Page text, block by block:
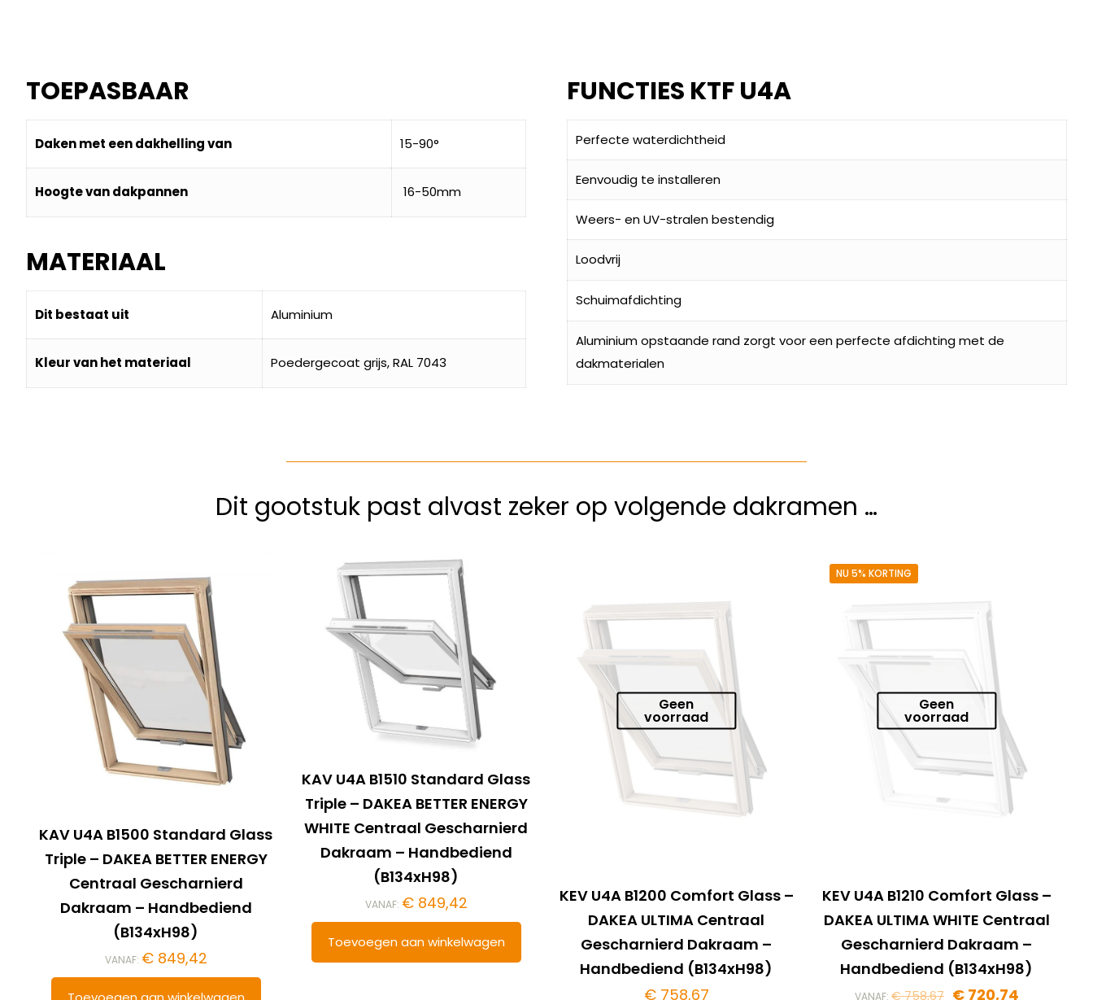
TOEPASBAAR
Daken met een dakhelling van 15-90°
Hoogte van dakpannen 16-50mm
MATERIAAL
Dit bestaat uit Aluminium
Kleur van het materiaal Poedergecoat grijs, RAL 7043
FUNCTIES KTF U4A
Perfecte waterdichtheid
Eenvoudig te installeren
Weers- en UV-stralen bestendig
Loodvrij
Schuimafdichting
Aluminium opstaande rand zorgt voor een perfecte afdichting met de
dakmaterialen
Dit gootstuk past alvast zeker op volgende dakramen …
KAV U4A B1500 Standard Glass
Triple – DAKEA BETTER ENERGY
Centraal Gescharnierd
Dakraam – Handbediend
(B134xH98)
VANAF: €849,42
KAV U4A B1510 Standard Glass
Triple – DAKEA BETTER ENERGY
WHITE Centraal Gescharnierd
Dakraam – Handbediend
(B134xH98)
VANAF: €849,42
Toevoegen aan winkelwagen
Geen
voorraad
KEV U4A B1200 Comfort Glass –
DAKEA ULTIMA Centraal
Gescharnierd Dakraam –
Handbediend (B134xH98)
€758,67
NU 5% KORTING
Geen
voorraad
KEV U4A B1210 Comfort Glass –
DAKEA ULTIMA WHITE Centraal
Gescharnierd Dakraam –
Handbediend (B134xH98)
VANAF: €758,67 €720,74